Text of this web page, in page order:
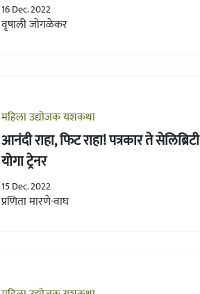
16 Dec. 2022
वृषाली जोगळेकर
महिला उद्योजक यशकथा
आनंदी राहा, फिट राहा! पत्रकार ते सेलिब्रिटी
योगा ट्रेनर
15 Dec. 2022
प्रणिता मारणे-वाघ